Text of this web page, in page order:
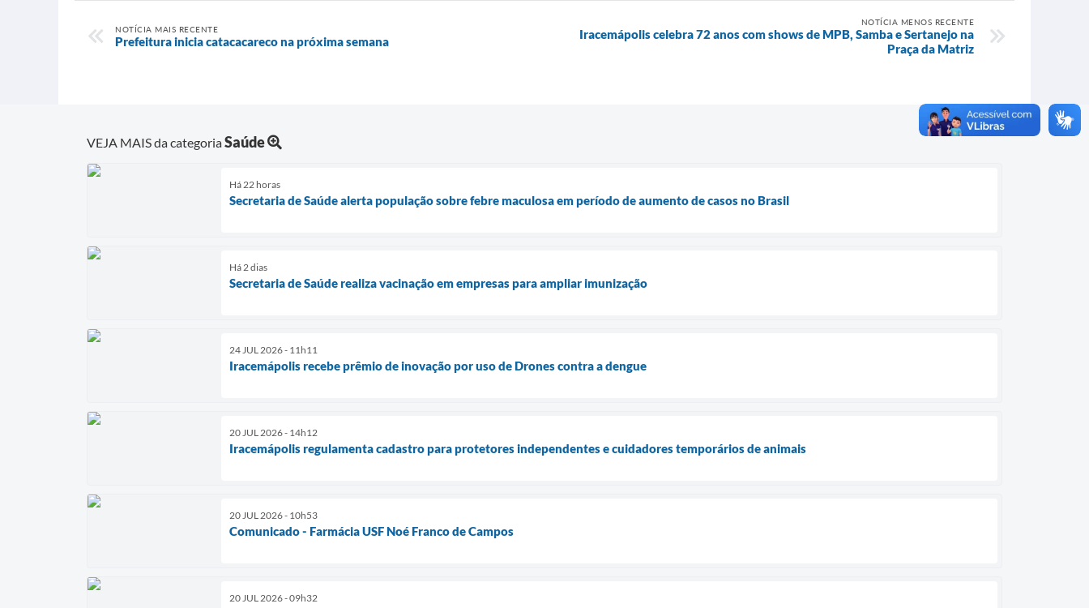
NOTÍCIA MAIS RECENTE
Prefeitura inicia catacacareco na próxima semana
NOTÍCIA MENOS RECENTE
Iracemápolis celebra 72 anos com shows de MPB, Samba e Sertanejo na
Praça da Matriz
VEJA MAIS da categoriaSaúde
Há 22 horas
Secretaria de Saúde alerta população sobre febre maculosa em período de aumento de casos no Brasil
Há 2 dias
Secretaria de Saúde realiza vacinação em empresas para ampliar imunização
24 JUL 2026 - 11h11
Iracemápolis recebe prêmio de inovação por uso de Drones contra a dengue
20 JUL 2026 - 14h12
Iracemápolis regulamenta cadastro para protetores independentes e cuidadores temporários de animais
20 JUL 2026 - 10h53
Comunicado - Farmácia USF Noé Franco de Campos
20 JUL 2026 - 09h32